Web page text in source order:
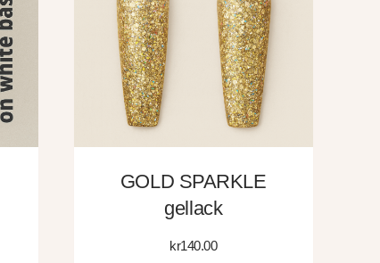
GOLD SPARKLE
gellack
kr140.00